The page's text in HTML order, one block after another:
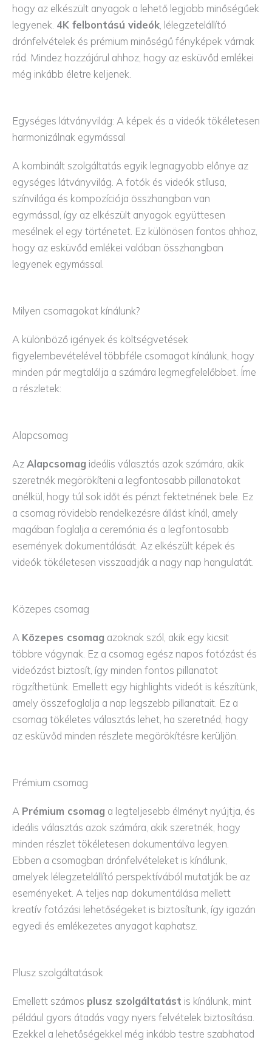
hogy az elkészült anyagok a lehető legjobb minőségűek
legyenek. 4K felbontású videók , lélegzetelállító
drónfelvételek és prémium minőségű fényképek várnak
rád. Mindez hozzájárul ahhoz, hogy az esküvőd emlékei
még inkább életre keljenek.
Egységes látványvilág: A képek és a videók tökéletesen
harmonizálnak egymással
A kombinált szolgáltatás egyik legnagyobb előnye az
egységes látványvilág. A fotók és videók stílusa,
színvilága és kompozíciója összhangban van
egymással, így az elkészült anyagok együttesen
mesélnek el egy történetet. Ez különösen fontos ahhoz,
hogy az esküvőd emlékei valóban összhangban
legyenek egymással.
Milyen csomagokat kínálunk?
A különböző igények és költségvetések
figyelembevételével többféle csomagot kínálunk, hogy
minden pár megtalálja a számára legmegfelelőbbet. Íme
a részletek:
Alapcsomag
Az Alapcsomag ideális választás azok számára, akik
szeretnék megörökíteni a legfontosabb pillanatokat
anélkül, hogy túl sok időt és pénzt fektetnének bele. Ez
a csomag rövidebb rendelkezésre állást kínál, amely
magában foglalja a ceremónia és a legfontosabb
események dokumentálását. Az elkészült képek és
videók tökéletesen visszaadják a nagy nap hangulatát.
Közepes csomag
A Közepes csomag azoknak szól, akik egy kicsit
többre vágynak. Ez a csomag egész napos fotózást és
videózást biztosít, így minden fontos pillanatot
rögzíthetünk. Emellett egy highlights videót is készítünk,
amely összefoglalja a nap legszebb pillanatait. Ez a
csomag tökéletes választás lehet, ha szeretnéd, hogy
az esküvőd minden részlete megörökítésre kerüljön.
Prémium csomag
A Prémium csomag a legteljesebb élményt nyújtja, és
ideális választás azok számára, akik szeretnék, hogy
minden részlet tökéletesen dokumentálva legyen.
Ebben a csomagban drónfelvételeket is kínálunk,
amelyek lélegzetelállító perspektívából mutatják be az
eseményeket. A teljes nap dokumentálása mellett
kreatív fotózási lehetőségeket is biztosítunk, így igazán
egyedi és emlékezetes anyagot kaphatsz.
Plusz szolgáltatások
Emellett számos plusz szolgáltatást is kínálunk, mint
például gyors átadás vagy nyers felvételek biztosítása.
Ezekkel a lehetőségekkel még inkább testre szabhatod